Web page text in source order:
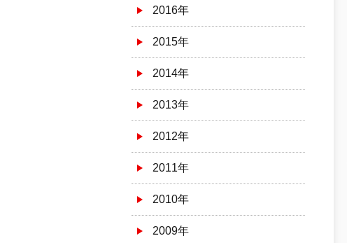
2016年
2015年
2014年
2013年
2012年
2011年
2010年
2009年